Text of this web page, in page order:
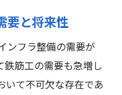
三郷市での可能性
も挑戦できる理由
成長ストーリー
郷市の魅力
要と将来性
ンフラ整備の需要が
鉄筋工の需要も急増し
いて不可欠な存在であ